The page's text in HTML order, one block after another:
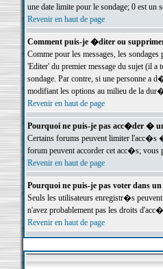
une date limite pour le sondage; 0 est
Revenir en haut de page
Comment puis-je �diter ou
Comme pour les messages, les
'Editer' du premier message du sujet (il
sondage. Par contre, si une personne
modifiant les options au milieu de la
Revenir en haut de page
Pourquoi ne puis-je pas acc�der �
Certains forums peuvent limiter l'acc�s
forum peuvent accorder cet acc�s; vous
Revenir en haut de page
Pourquoi ne puis-je pas voter dans un
Seuls les utilisateurs enregistr�s
n'avez probablement pas les droits
Revenir en haut de page